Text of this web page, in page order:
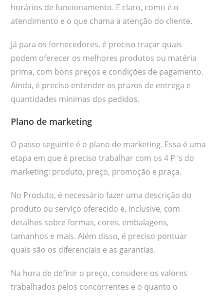
horários de funcionamento. E claro, como é o
atendimento e o que chama a atenção do cliente.
Já para os fornecedores, é preciso traçar quais
podem oferecer os melhores produtos ou matéria
prima, com bons preços e condições de pagamento.
Ainda, é preciso entender os prazos de entrega e
quantidades mínimas dos pedidos.
Plano de marketing
O passo seguinte é o plano de marketing. Essa é uma
etapa em que é preciso trabalhar com os 4 P ‘s do
marketing: produto, preço, promoção e praça.
No Produto, é necessário fazer uma descrição do
produto ou serviço oferecido e, inclusive, com
detalhes sobre formas, cores, embalagens,
tamanhos e mais. Além disso, é preciso pontuar
quais são os diferenciais e as garantias.
Na hora de definir o preço, considere os valores
trabalhados pelos concorrentes e o quanto o